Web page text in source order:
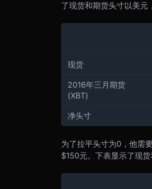
了现货和期货头寸以美元
现货
2016年三月期货
(XBT)
净头寸
为了拉平头寸为0，他需
$150元。下表显示了现